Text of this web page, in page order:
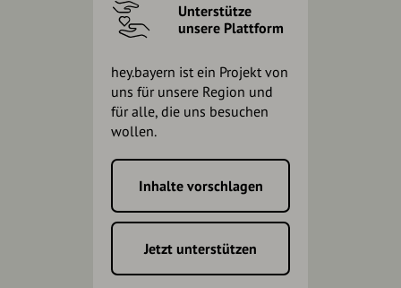
Unterstütze
unsere Plattform
hey.bayern ist ein Projekt von
uns für unsere Region und
für alle, die uns besuchen
wollen.
Inhalte vorschlagen
Jetzt unterstützen